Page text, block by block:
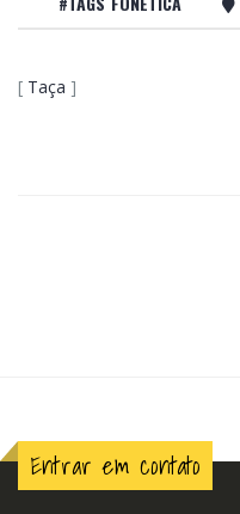
[ Taça ]
Entrar em contato